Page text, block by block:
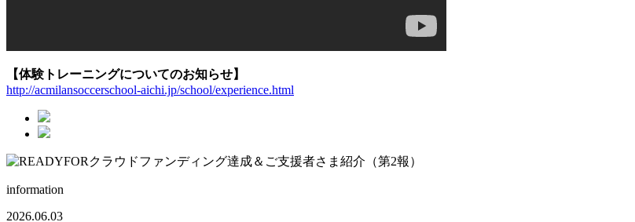
【体験トレーニングについてのお知らせ】
http://acmilansoccerschool-aichi.jp/school/experience.html
information
2026.06.03